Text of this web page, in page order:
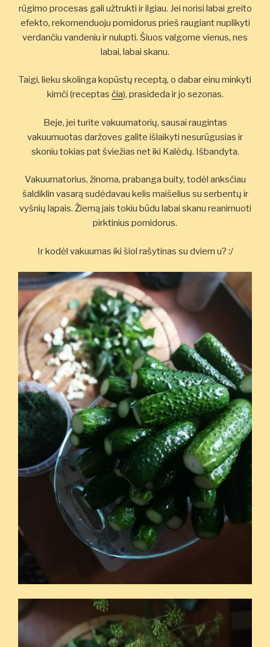
rūgimo procesas gali užtrukti ir ilgiau. Jei norisi labai greito
efekto, rekomenduoju pomidorus prieš raugiant nuplikyti
verdančiu vandeniu ir nulupti. Šiuos valgome vienus, nes
labai, labai skanu.
Taigi, lieku skolinga kopūstų receptą, o dabar einu minkyti
kimči (receptas čia), prasideda ir jo sezonas.
Beje, jei turite vakuumatorių, sausai raugintas
vakuumuotas daržoves galite išlaikyti nesurūgusias ir
skoniu tokias pat šviežias net iki Kalėdų. Išbandyta.
Vakuumatorius, žinoma, prabanga buity, todėl anksčiau
šaldiklin vasarą sudėdavau kelis maišelius su serbentų ir
vyšnių lapais. Žiemą jais tokiu būdu labai skanu reanimuoti
pirktinius pomidorus.
Ir kodėl vakuumas iki šiol rašytinas su dviem u? :/